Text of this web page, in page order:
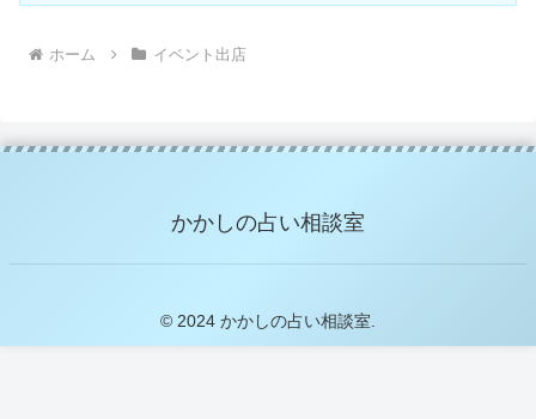
ホーム イベント出店
かかしの占い相談室
© 2024 かかしの占い相談室.